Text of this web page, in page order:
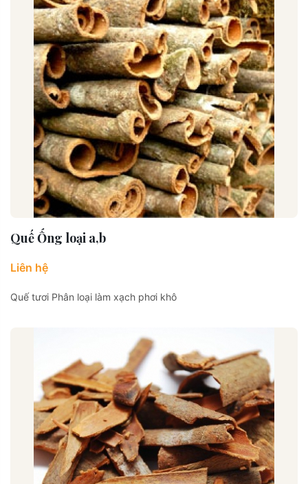
Quế Ống loại a,b
Liên hệ
Quế tươi Phân loại làm xạch phơi khô